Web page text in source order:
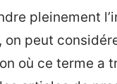
pleinement
on peut
où ce terme a